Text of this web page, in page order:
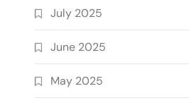
July 2025
June 2025
May 2025